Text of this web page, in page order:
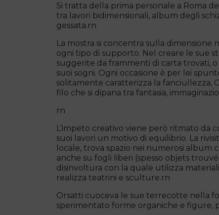
Si tratta della prima personale a Roma
tra lavori bidimensionali, album degli
gessata.rn
La mostra si concentra sulla
ogni tipo di supporto. Nel creare le sue
suggerite da frammenti di carta trovati,
suoi sogni. Ogni occasione è per lei
solitamente caratterizza la fanciullezza,
filo che si dipana tra fantasia,
rn
L’impeto creativo viene però ritmato da
suoi lavori un motivo di equilibrio. La
locale, trova spazio nei numerosi album
anche su fogli liberi (spesso objets
disinvoltura con la quale utilizza
realizza teatrini e sculture.rn
Orsatti cuoceva le sue terrecotte nella
sperimentato forme organiche e figure,